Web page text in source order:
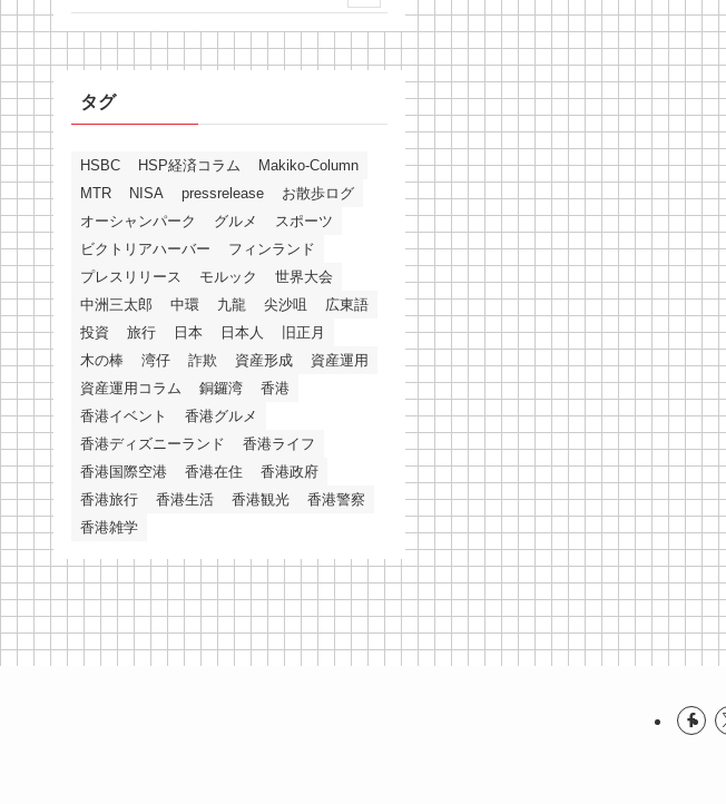
タグ
HSBC HSP経済コラム
Makiko-Column
MTR
NISA pressrelease
お散歩ログ
オーシャンパーク
グルメ
スポーツ
ビクトリアハーバー
フィンランド
プレスリリース
モルック
世界大会
中洲三太郎
中環 九龍 尖沙咀
広東語
投資
旅行 日本 日本人
旧正月
木の棒
湾仔 詐欺 資産形成
資産運用
資産運用コラム
銅鑼湾
香港
香港イベント
香港グルメ
香港ディズニーランド
香港ライフ
香港国際空港
香港在住
香港政府
香港旅行
香港生活 香港観光
香港警察
香港雑学